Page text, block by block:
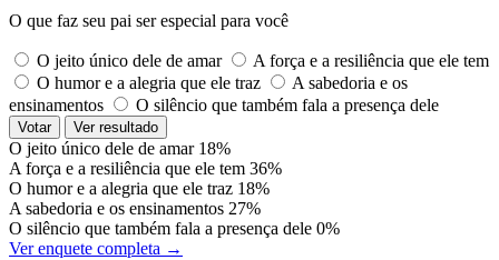
O que faz seu pai ser especial para você
O jeito único dele de amar
A força e a resiliência que ele tem
O humor e a alegria que ele traz
A sabedoria e os
ensinamentos
O silêncio que também fala a presença dele
Votar Ver resultado
O jeito único dele de amar 18%
A força e a resiliência que ele tem 36%
O humor e a alegria que ele traz 18%
A sabedoria e os ensinamentos 27%
O silêncio que também fala a presença dele 0%
Ver enquete completa →